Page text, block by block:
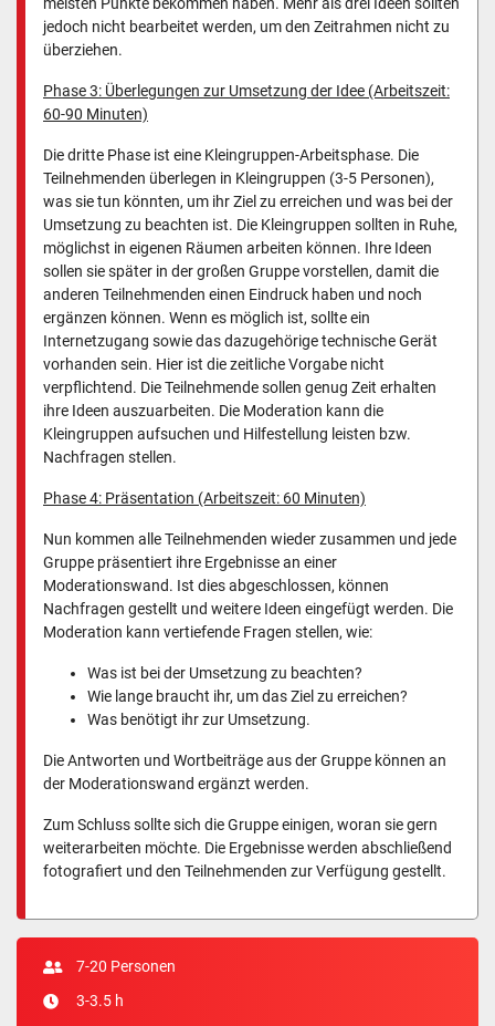
jedoch nicht bearbeitet werden, um den Zeitrahmen nicht zu
überziehen.
Phase 3: Überlegungen zur Umsetzung der Idee (Arbeitszeit:
60-90 Minuten)
Die dritte Phase ist eine Kleingruppen-Arbeitsphase. Die
Teilnehmenden überlegen in Kleingruppen (3-5 Personen),
was sie tun könnten, um ihr Ziel zu erreichen und was bei der
Umsetzung zu beachten ist. Die Kleingruppen sollten in Ruhe,
möglichst in eigenen Räumen arbeiten können. Ihre Ideen
sollen sie später in der großen Gruppe vorstellen, damit die
anderen Teilnehmenden einen Eindruck haben und noch
ergänzen können. Wenn es möglich ist, sollte ein
Internetzugang sowie das dazugehörige technische Gerät
vorhanden sein. Hier ist die zeitliche Vorgabe nicht
verpflichtend. Die Teilnehmende sollen genug Zeit erhalten
ihre Ideen auszuarbeiten. Die Moderation kann die
Kleingruppen aufsuchen und Hilfestellung leisten bzw.
Nachfragen stellen.
Phase 4: Präsentation (Arbeitszeit: 60 Minuten)
Nun kommen alle Teilnehmenden wieder zusammen und jede
Gruppe präsentiert ihre Ergebnisse an einer
Moderationswand. Ist dies abgeschlossen, können
Nachfragen gestellt und weitere Ideen eingefügt werden. Die
Moderation kann vertiefende Fragen stellen, wie:
Was ist bei der Umsetzung zu beachten?
Wie lange braucht ihr, um das Ziel zu erreichen?
Was benötigt ihr zur Umsetzung.
Die Antworten und Wortbeiträge aus der Gruppe können an
der Moderationswand ergänzt werden.
Zum Schluss sollte sich die Gruppe einigen, woran sie gern
weiterarbeiten möchte. Die Ergebnisse werden abschließend
fotografiert und den Teilnehmenden zur Verfügung gestellt.
7-20 Personen
3-3.5 h